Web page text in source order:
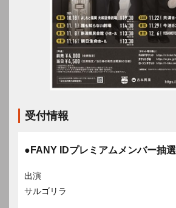
受付情報
●FANY IDプレミアムメンバー抽
出演
サルゴリラ